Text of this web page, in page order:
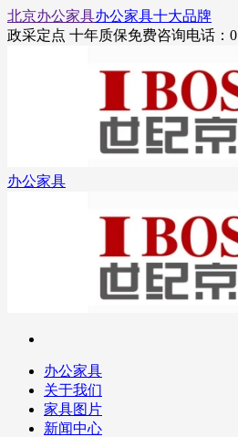
北京办公家具办公家具十大品牌
政采定点 十年质保免费咨询电话：
办公家具
办公家具
关于我们
家具图片
新闻中心